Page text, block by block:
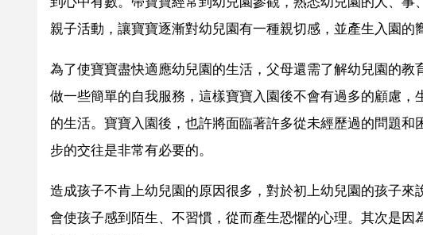
親子活動，讓寶寶逐漸對幼兒園有一種親切感，並產生入園的
為了使寶寶盡快適應幼兒園的生活，父母還需了解幼兒園的
做一些簡單的自我服務，這樣寶寶入園後不會有過多的顧慮
的生活。寶寶入園後，也許將面臨著許多從未經歷過的問題
步的交往是非常有必要的。
造成孩子不肯上幼兒園的原因很多，對於初上幼兒園的孩子來
會使孩子感到陌生、不習慣，從而產生恐懼的心理。其次是